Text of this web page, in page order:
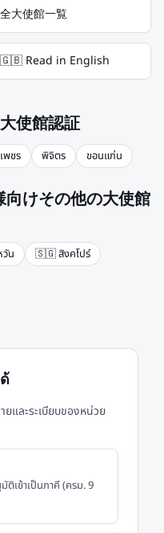
全大使館一覧
🇬🇧 Read in English
使館認証
พชร พิจิตร ขอนแก่น
けその他の大使館
วัน 🇸🇬สิงคโปร์
และระเบียบของหน่วย
เข้าเป็นภาคี (ครม. 9